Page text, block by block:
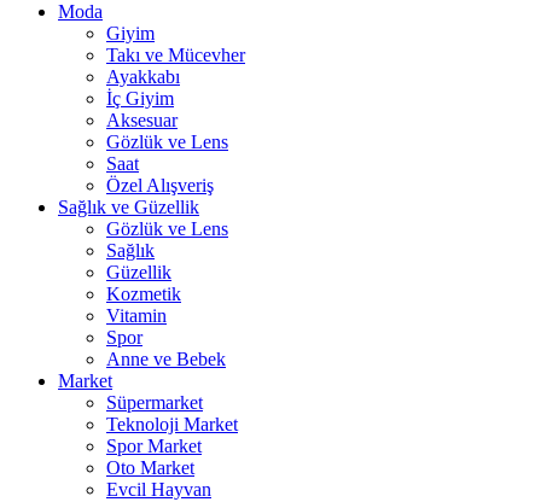
Moda
Giyim
Takı ve Mücevher
Ayakkabı
İç Giyim
Aksesuar
Gözlük ve Lens
Saat
Özel Alışveriş
Sağlık ve Güzellik
Gözlük ve Lens
Sağlık
Güzellik
Kozmetik
Vitamin
Spor
Anne ve Bebek
Market
Süpermarket
Teknoloji Market
Spor Market
Oto Market
Evcil Hayvan